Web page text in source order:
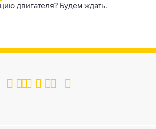
двигателя? Будем ждать.
3 4 5